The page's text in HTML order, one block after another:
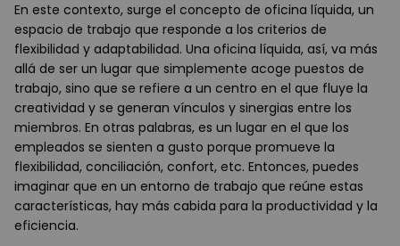
En este contexto, surge el concepto de oficina líquida, un
espacio de trabajo que responde a los criterios de
flexibilidad y adaptabilidad. Una oficina líquida, así, va más
allá de ser un lugar que simplemente acoge puestos de
trabajo, sino que se refiere a un centro en el que fluye la
creatividad y se generan vínculos y sinergias entre los
miembros. En otras palabras, es un lugar en el que los
empleados se sienten a gusto porque promueve la
flexibilidad, conciliación, confort, etc. Entonces, puedes
imaginar que en un entorno de trabajo que reúne estas
características, hay más cabida para la productividad y la
eficiencia.